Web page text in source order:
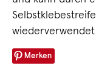
Merken